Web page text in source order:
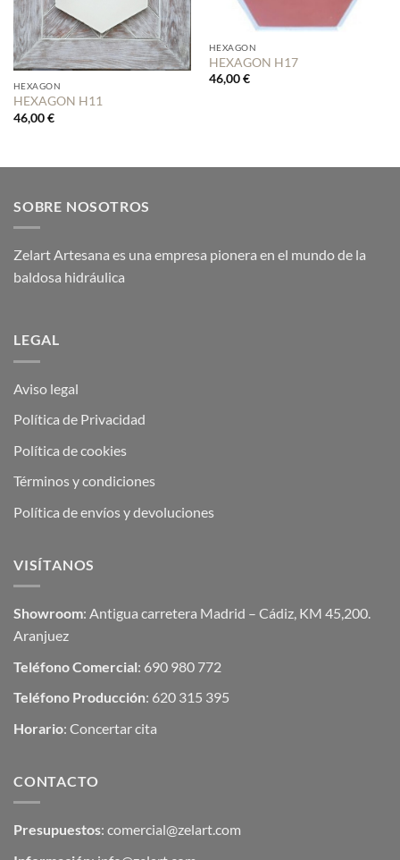
HEXAGON
HEXAGON H11
46,00€
HEXAGON
HEXAGON H17
46,00€
SOBRE NOSOTROS
Zelart Artesana es una empresa pionera en el mundo de la
baldosa hidráulica
LEGAL
Aviso legal
Política de Privacidad
Política de cookies
Términos y condiciones
Política de envíos y devoluciones
VISÍTANOS
Showroom: Antigua carretera Madrid – Cádiz, KM 45,200.
Aranjuez
Teléfono Comercial: 690 980 772
Teléfono Producción: 620 315 395
Horario: Concertar cita
CONTACTO
Presupuestos: comercial@zelart.com